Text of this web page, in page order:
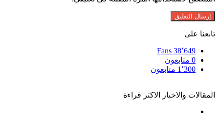
تابعنا على
38٬649 Fans
0 متابعون
1٬300 متابعون
المقالات والاخبار الاكثر قراءة